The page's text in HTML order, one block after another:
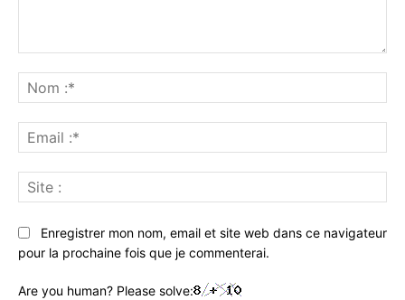
:*
:*
:
Enregistrer mon nom, email et site web dans ce navigateur
pour la prochaine fois que je commenterai.
Are you human? Please solve: